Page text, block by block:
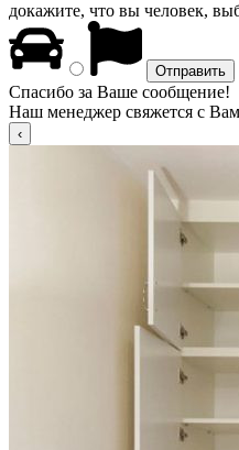
докажите, что вы человек,
Спасибо за Ваше сообщение!
Наш менеджер свяжется с